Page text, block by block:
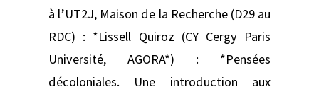
à l’UT2J, Maison de la Recherche (D29 au
RDC) : *Lissell Quiroz (CY Cergy Paris
Université, AGORA*) : *Pensées
décoloniales. Une introduction aux